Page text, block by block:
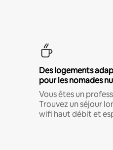
Des logements
pour les nomades
Vous êtes un
Trouvez un séjour
wifi haut débit et